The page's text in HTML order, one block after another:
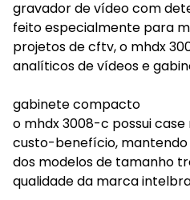
gravador de vídeo com
feito especialmente para
projetos de cftv, o mhdx
analíticos de vídeos e
gabinete compacto
o mhdx 3008-c possui
custo-benefício, mantendo
dos modelos de tamanho
qualidade da marca